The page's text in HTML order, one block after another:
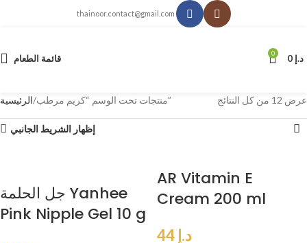
thainoor.contact@gmail.com
قائمة الطعام 0 د.إ
الرئيسية منتجات تحت الوسم “كريم مرطب” عرض ⁦12⁩ من كل النتائج
إظهار الشريط الجانبي
جل الحلمة Yanhee
Pink Nipple Gel 10 g
AR Vitamin E
Cream 200 ml
د.إ